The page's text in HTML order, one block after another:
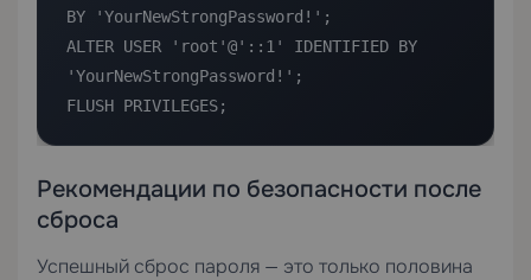
BY 'YourNewStrongPassword!';
ALTER USER 'root'@'::1' IDENTIFIED BY
'YourNewStrongPassword!';
FLUSH PRIVILEGES;
Рекомендации по безопасности после
сброса
Успешный сброс пароля — это только половина